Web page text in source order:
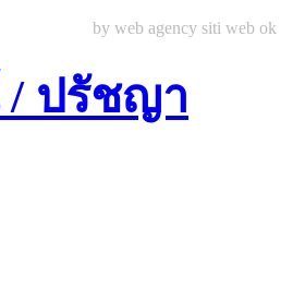
by web agency siti web ok
ปรัชญา